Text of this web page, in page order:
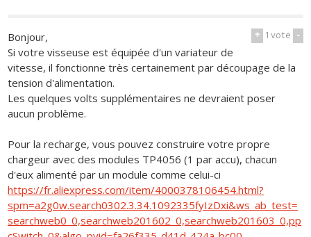
+ 1vote -
Bonjour,
Si votre visseuse est équipée d'un variateur de
vitesse, il fonctionne très certainement par découpage de la
tension d'alimentation.
Les quelques volts supplémentaires ne devraient poser
aucun problème.
Pour la recharge, vous pouvez construire votre propre
chargeur avec des modules TP4056 (1 par accu), chacun
d'eux alimenté par un module comme celui-ci
https://fr.aliexpress.com/item/4000378106454.html?
spm=a2g0w.search0302.3.34.1092335fyIzDxi&ws_ab_test=
searchweb0_0,searchweb201602_0,searchweb201603_0,pp